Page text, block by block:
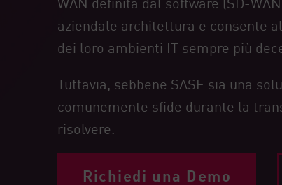
Endpoint
Naviga
SaaS
GESTIONE DELL'ESPOSIZIONE
Condivisa in tempo reale
aziendale architettura e consente
dei loro ambienti IT sempre più
Tuttavia, sebbene SASE sia una
comunemente sfide durante la
risolvere.
Richiedi una Demo